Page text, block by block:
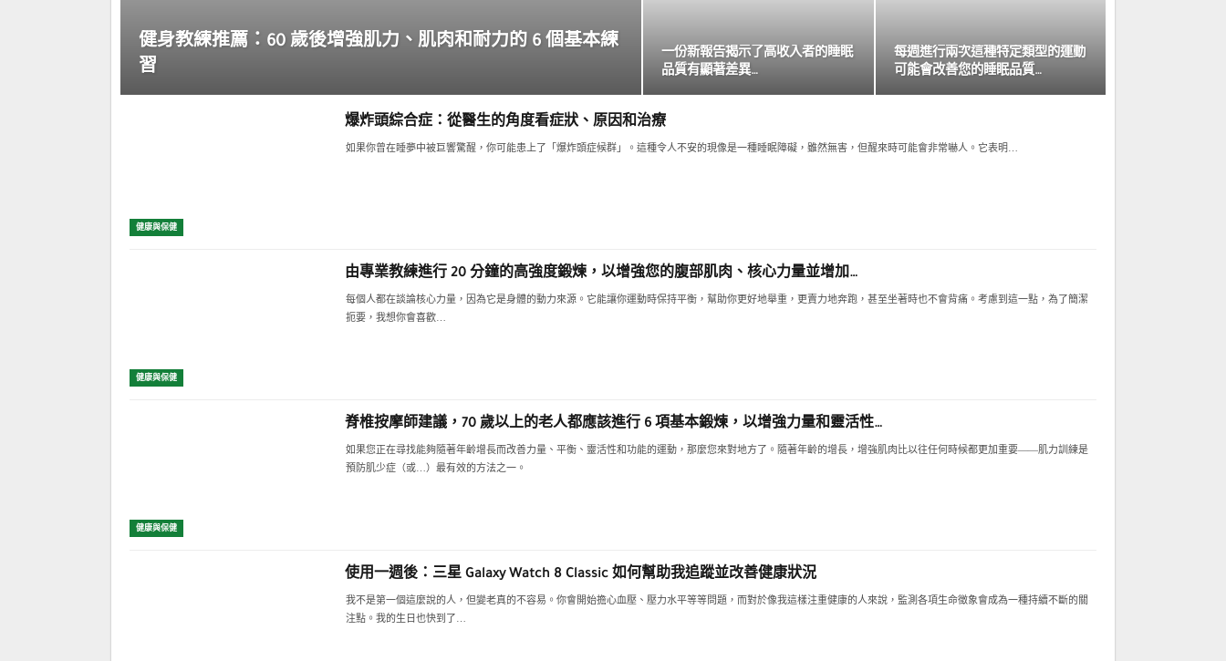
健身教練推薦：60 歲後增強肌力、肌肉和耐力的 6 個基本練
習
一份新報告揭示了高收入者的睡眠
品質有顯著差異…
每週進行兩次這種特定類型的運動
可能會改善您的睡眠品質…
健康與保健
爆炸頭綜合症：從醫生的角度看症狀、原因和治療
如果你曾在睡夢中被巨響驚醒，你可能患上了「爆炸頭症候群」。這種令人不安的現像是一種睡眠障礙，雖然無害，但醒來時可能會非常嚇人。它表明…
健康與保健
由專業教練進行 20 分鐘的高強度鍛煉，以增強您的腹部肌肉、核心力量並增加…
每個人都在談論核心力量，因為它是身體的動力來源。它能讓你運動時保持平衡，幫助你更好地舉重，更賣力地奔跑，甚至坐著時也不會背痛。考慮到這一點，為了簡潔
扼要，我想你會喜歡…
健康與保健
脊椎按摩師建議，70 歲以上的老人都應該進行 6 項基本鍛煉，以增強力量和靈活性…
如果您正在尋找能夠隨著年齡增長而改善力量、平衡、靈活性和功能的運動，那麼您來對地方了。隨著年齡的增長，增強肌肉比以往任何時候都更加重要——肌力訓練是
預防肌少症（或…）最有效的方法之一。
使用一週後：三星 Galaxy Watch 8 Classic 如何幫助我追蹤並改善健康狀況
我不是第一個這麼說的人，但變老真的不容易。你會開始擔心血壓、壓力水平等等問題，而對於像我這樣注重健康的人來說，監測各項生命徵象會成為一種持續不斷的關
注點。我的生日也快到了…